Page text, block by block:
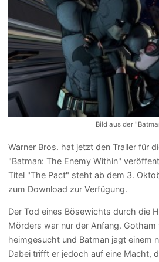
Bild aus der
Warner Bros. hat jetzt den Trailer für
"Batman: The Enemy Within"
Titel "The Pact" steht ab dem 3.
zum Download zur Verfügung.
Der Tod eines Bösewichts durch die
Mörders war nur der Anfang.
heimgesucht und Batman jagt einem
Dabei trifft er jedoch auf eine Macht,